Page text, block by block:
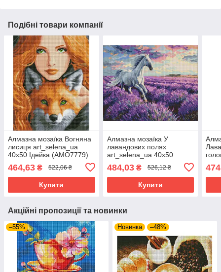
Подібні товари компанії
Алмазна мозаїка Вогняна
лисиця art_selena_ua
40х50 Ідейка (AMO7779)
464,63 ₴ 522,06 ₴
Купити
Алмазна мозаїка У
лавандових полях
art_selena_ua 40х50
484,03₴ 526,12 ₴
Купити
Акційні пропозиції та новинки
–55% Новинка –48%